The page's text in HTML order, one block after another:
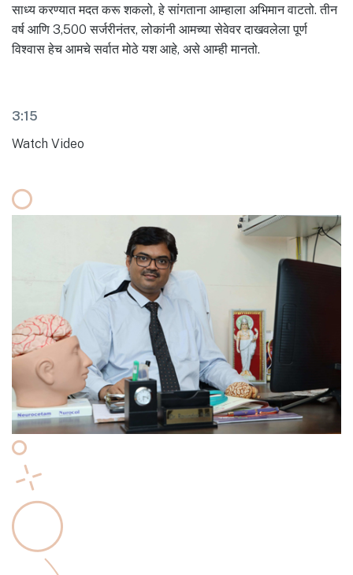
साध्य करण्यात मदत करू शकलो, हे सांगताना आम्हाला अभिमान वाटतो. तीन
वर्ष आणि 3,500 सर्जरीनंतर, लोकांनी आमच्या सेवेवर दाखवलेला पूर्ण
विश्वास हेच आमचे सर्वात मोठे यश आहे, असे आम्ही मानतो.
3:15
Watch Video